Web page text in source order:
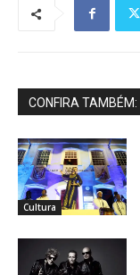
CONFIRA TAMBÉM:
Cultura